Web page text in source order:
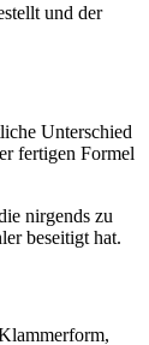
und der
Unterschied
fertigen Formel
nirgends zu
beseitigt hat.